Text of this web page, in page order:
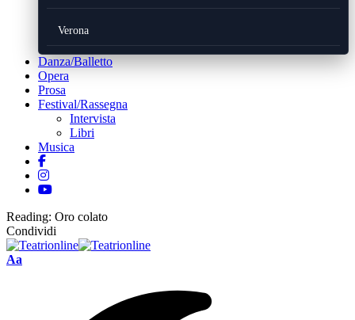
Verona
Danza/Balletto
Opera
Prosa
Festival/Rassegna
Intervista
Libri
Musica
Reading: Oro colato
Condividi
Font
Aa